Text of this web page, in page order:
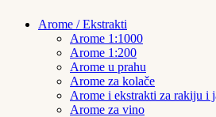
Arome / Ekstrakti
Arome 1:1000
Arome 1:200
Arome u prahu
Arome za kolače
Arome i ekstrakti za rakiju i
Arome za vino